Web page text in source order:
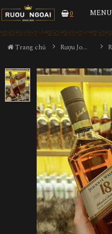
0 MENU
Trang chủ Rượu Johnnie walker